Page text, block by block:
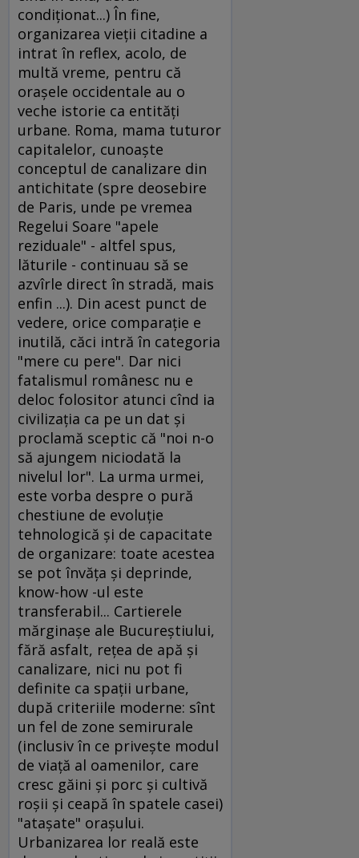
condiţionat...) În fine,
organizarea vieţii citadine a
intrat în reflex, acolo, de
multă vreme, pentru că
oraşele occidentale au o
veche istorie ca entităţi
urbane. Roma, mama tuturor
capitalelor, cunoaşte
conceptul de canalizare din
antichitate (spre deosebire
de Paris, unde pe vremea
Regelui Soare "apele
reziduale" - altfel spus,
lăturile - continuau să se
azvîrle direct în stradă, mais
enfin ...). Din acest punct de
vedere, orice comparaţie e
inutilă, căci intră în categoria
"mere cu pere". Dar nici
fatalismul românesc nu e
deloc folositor atunci cînd ia
civilizaţia ca pe un dat şi
proclamă sceptic că "noi n-o
să ajungem niciodată la
nivelul lor". La urma urmei,
este vorba despre o pură
chestiune de evoluţie
tehnologică şi de capacitate
de organizare: toate acestea
se pot învăţa şi deprinde,
know-how -ul este
transferabil... Cartierele
mărginaşe ale Bucureştiului,
fără asfalt, reţea de apă şi
canalizare, nici nu pot fi
definite ca spaţii urbane,
după criteriile moderne: sînt
un fel de zone semirurale
(inclusiv în ce priveşte modul
de viaţă al oamenilor, care
cresc găini şi porc şi cultivă
roşii şi ceapă în spatele casei)
"ataşate" oraşului.
Urbanizarea lor reală este